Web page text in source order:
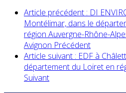
Article précédent : DI
Montélimar, dans le
région Auvergne-Rhône-
Avignon Précédent
Article suivant : EDF à
département du Loiret en
Suivant